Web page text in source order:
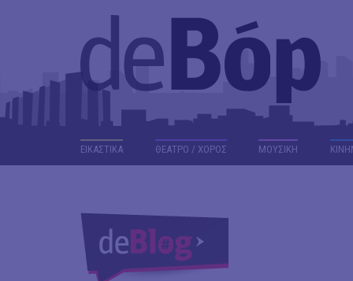
ΕΙΚΑΣΤΙΚΑ ΘΕΑΤΡΟ / ΧΟΡΟΣ ΜΟΥΣΙΚΗ